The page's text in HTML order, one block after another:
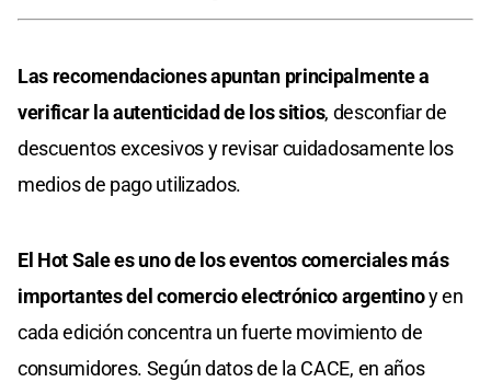
Las recomendaciones apuntan principalmente a
verificar la autenticidad de los sitios, desconfiar de
descuentos excesivos y revisar cuidadosamente los
medios de pago utilizados.
El Hot Sale es uno de los eventos comerciales más
importantes del comercio electrónico argentinoy en
cada edición concentra un fuerte movimiento de
consumidores. Según datos de la CACE, en años